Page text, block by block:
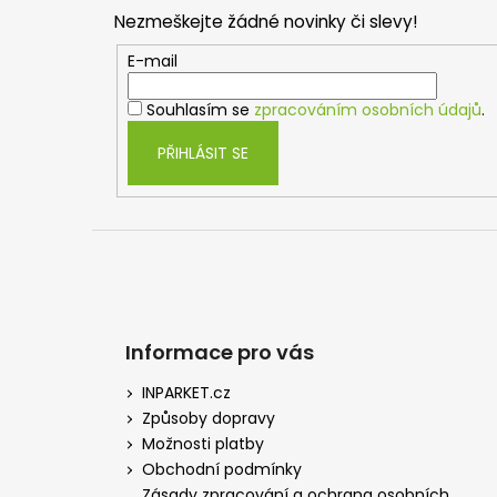
Nezmeškejte žádné novinky či slevy!
E-mail
Souhlasím se zpracováním osobních údajů.
PŘIHLÁSIT SE
Informace pro vás
INPARKET.cz
Způsoby dopravy
Možnosti platby
Obchodní podmínky